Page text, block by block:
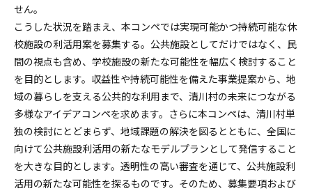
せん。
こうした状況を踏まえ、本コンペでは実現可能かつ持続可能な休
校施設の利活用案を募集する。公共施設としてだけではなく、民
間の視点も含め、学校施設の新たな可能性を幅広く検討すること
を目的とします。収益性や持続可能性を備えた事業提案から、地
域の暮らしを支える公共的な利用まで、清川村の未来につながる
多様なアイデアコンペを求めます。さらに本コンペは、清川村単
独の検討にとどまらず、地域課題の解決を図るとともに、全国に
向けて公共施設利活用の新たなモデルプランとして発信すること
を大きな目的とします。透明性の高い審査を通じて、公共施設利
活用の新たな可能性を探るものです。そのため、募集要項および